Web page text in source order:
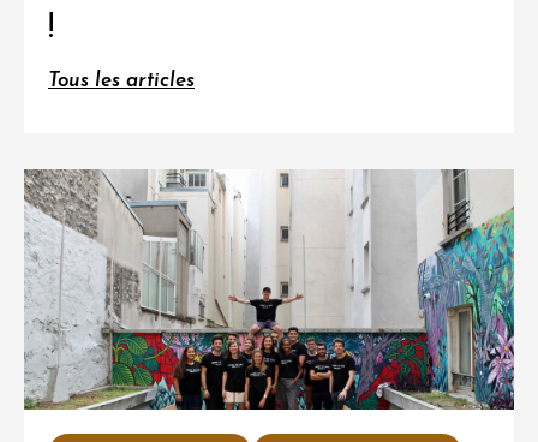
!
Tous les articles